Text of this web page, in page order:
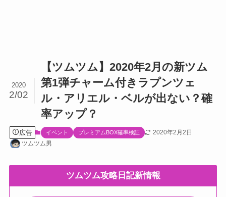
【ツムツム】2020年2月の新ツム
第1弾チャーム付きラプンツェ
ル・アリエル・ベルが出ない？確
率アップ？
2020
2/02
広告 イベント プレミアムBOX確率検証
2020年2月2日
ツムツム男
ツムツム攻略日記新情報